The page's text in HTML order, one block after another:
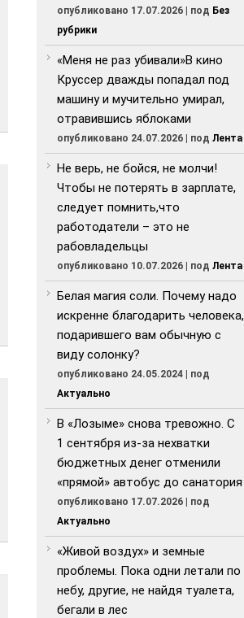
опубликовано 17.07.2026 | под Без
рубрики
«Меня не раз убивали»В кино
Круссер дважды попадал под
машину и мучительно умирал,
отравившись яблоками
опубликовано 24.07.2026 | под Лента
Не верь, не бойся, не молчи!
Чтобы не потерять в зарплате,
следует помнить,что
работодатели – это не
рабовладельцы
опубликовано 10.07.2026 | под Лента
Белая магия соли. Почему надо
искренне благодарить человека,
подарившего вам обычную с
виду солонку?
опубликовано 24.05.2024 | под
Актуально
В «Лозыме» снова тревожно. С
1 сентября из-за нехватки
бюджетных денег отменили
«прямой» автобус до санатория
опубликовано 17.07.2026 | под
Актуально
«Живой воздух» и земные
проблемы. Пока одни летали по
небу, другие, не найдя туалета,
бегали в лес